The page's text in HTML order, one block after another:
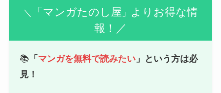
＼ 「マンガたのし屋 」 よりお得な情
報！／
📚 「 マンガを無料で読みたい 」という方は必
見！